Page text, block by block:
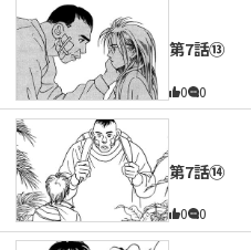
第7話⑬
0 0
第7話⑭
0 0